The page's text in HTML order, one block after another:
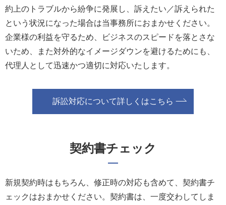
約上のトラブルから紛争に発展し、訴えたい／訴えられた
という状況になった場合は当事務所におまかせください。
企業様の利益を守るため、ビジネスのスピードを落とさな
いため、また対外的なイメージダウンを避けるためにも、
代理人として迅速かつ適切に対応いたします。
訴訟対応について詳しくはこちら
契約書チェック
新規契約時はもちろん、修正時の対応も含めて、契約書チ
ェックはおまかせください。契約書は、一度交わしてしま